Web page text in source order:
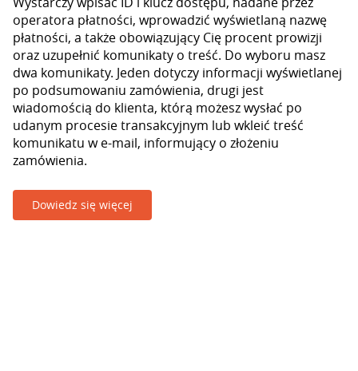
operatora płatności, wprowadzić wyświetlaną nazwę
płatności, a także obowiązujący Cię procent prowizji
oraz uzupełnić komunikaty o treść. Do wyboru masz
dwa komunikaty. Jeden dotyczy informacji wyświetlanej
po podsumowaniu zamówienia, drugi jest
wiadomością do klienta, którą możesz wysłać po
udanym procesie transakcyjnym lub wkleić treść
komunikatu w e-mail, informujący o złożeniu
zamówienia.
Dowiedz się więcej